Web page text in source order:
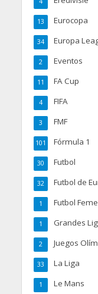
Eurocopa
13
Europa
34
Eventos
2
FA Cup
11
FIFA
4
FMF
3
Fórmula 1
101
Futbol
30
Futbol de
32
Futbol
1
Grandes
1
Juegos
2
La Liga
33
Le Mans
1